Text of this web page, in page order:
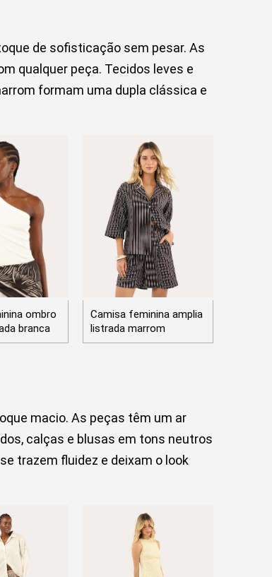
de sofisticação sem pesar. As
qualquer peça. Tecidos leves e
formam uma dupla clássica e
ombro
branca
Camisa feminina amplia
listrada marrom
macio. As peças têm um ar
calças e blusas em tons neutros
trazem fluidez e deixam o look